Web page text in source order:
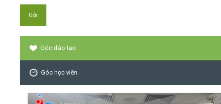
Góc đào tạo
Góc học viên